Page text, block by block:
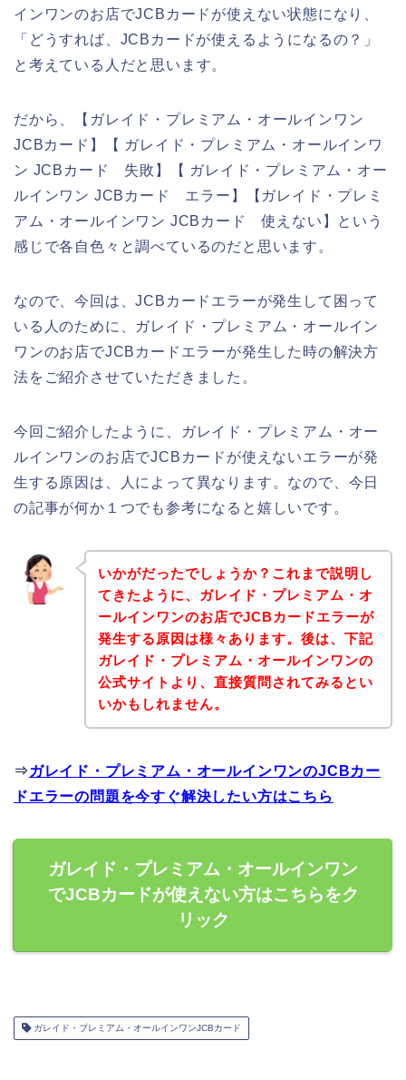
インワンのお店でJCBカードが使えない状態になり、
「どうすれば、JCBカードが使えるようになるの？」
と考えている人だと思います。
だから、【ガレイド・プレミアム・オールインワン
JCBカード】【 ガレイド・プレミアム・オールインワ
ン JCBカード 失敗】【 ガレイド・プレミアム・オー
ルインワン JCBカード エラー】【ガレイド・プレミ
アム・オールインワン JCBカード 使えない】という
感じで各自色々と調べているのだと思います。
なので、今回は、JCBカードエラーが発生して困って
いる人のために、ガレイド・プレミアム・オールイン
ワンのお店でJCBカードエラーが発生した時の解決方
法をご紹介させていただきました。
今回ご紹介したように、ガレイド・プレミアム・オー
ルインワンのお店でJCBカードが使えないエラーが発
生する原因は、人によって異なります。なので、今日
の記事が何か１つでも参考になると嬉しいです。
いかがだったでしょうか？これまで説明し
てきたように、ガレイド・プレミアム・オ
ールインワンのお店でJCBカードエラーが
発生する原因は様々あります。後は、下記
ガレイド・プレミアム・オールインワンの
公式サイトより、直接質問されてみるとい
いかもしれません。
⇒ ガレイド・プレミアム・オールインワンのJCBカー
ドエラーの問題を今すぐ解決したい方はこちら
ガレイド・プレミアム・オールインワン
でJCBカードが使えない方はこちらをク
リック
ガレイド・プレミアム・オールインワンJCBカード